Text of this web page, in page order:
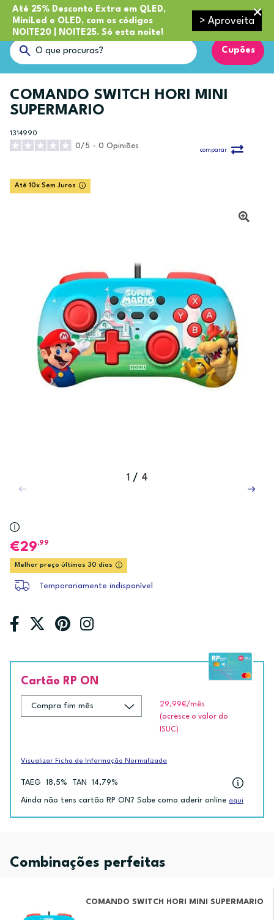
Até 25% Desconto Extra em QLED,
MiniLed e OLED, com os códigos
NOITE20 | NOITE25. Só esta noite!
> Aproveita
Cupões
COMANDO SWITCH HORI MINI
SUPERMARIO
1314990
0/5 - 0 Opiniões
comparar
Até 10x Sem Juros
1 / 4
29,99
Melhor preço últimos 30 dias
Temporariamente indisponível
Cartão RP ON
29,99€/mês
(acresce o valor do
ISUC)
Visualizar Ficha de Informação Normalizada
TAEG 18,5% TAN 14,79%
Ainda não tens cartão RP ON? Sabe como aderir online aqui
Combinações perfeitas
COMANDO SWITCH HORI MINI SUPERMARIO